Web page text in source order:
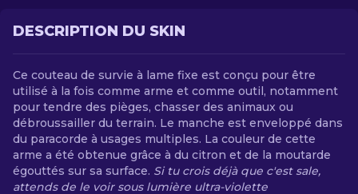
DESCRIPTION DU SKIN
Ce couteau de survie à lame fixe est conçu pour être
utilisé à la fois comme arme et comme outil, notamment
pour tendre des pièges, chasser des animaux ou
débroussailler du terrain. Le manche est enveloppé dans
du paracorde à usages multiples. La couleur de cette
arme a été obtenue grâce à du citron et de la moutarde
égouttés sur sa surface. Si tu crois déjà que c'est sale,
attends de le voir sous lumière ultra-violette